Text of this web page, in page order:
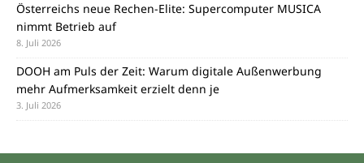
Österreichs neue Rechen-Elite: Supercomputer MUSICA
nimmt Betrieb auf
8. Juli 2026
DOOH am Puls der Zeit: Warum digitale Außenwerbung
mehr Aufmerksamkeit erzielt denn je
3. Juli 2026